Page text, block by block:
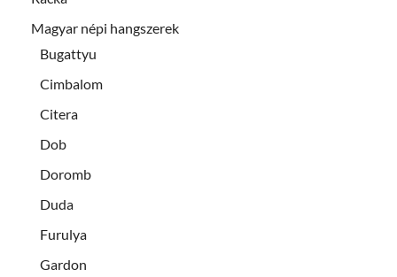
Magyar népi hangszerek
Bugattyu
Cimbalom
Citera
Dob
Doromb
Duda
Furulya
Gardon